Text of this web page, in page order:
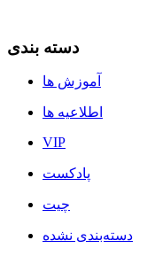
دسته بندی
آموزش ها
اطلاعیه ها
VIP
پادکست
چیت
دسته‌بندی نشده